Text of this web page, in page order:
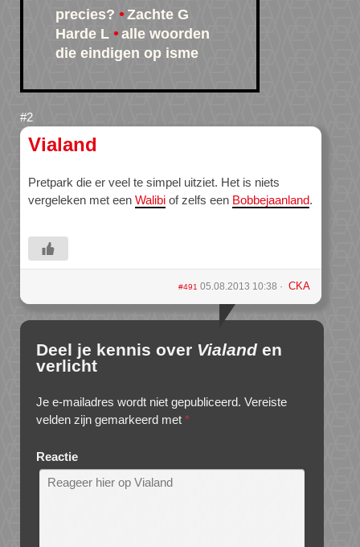
precies?
Zachte G
Harde L
alle woorden
die eindigen op isme
Vialand
Pretpark die er veel te simpel uitziet. Het is niets
vergeleken met een Walibi of zelfs een Bobbejaanland.
#49105.08.2013 10:38 CKA
Deel je kennis over Vialand en
verlicht
Je e-mailadres wordt niet gepubliceerd. Vereiste
velden zijn gemarkeerd met *
Reactie